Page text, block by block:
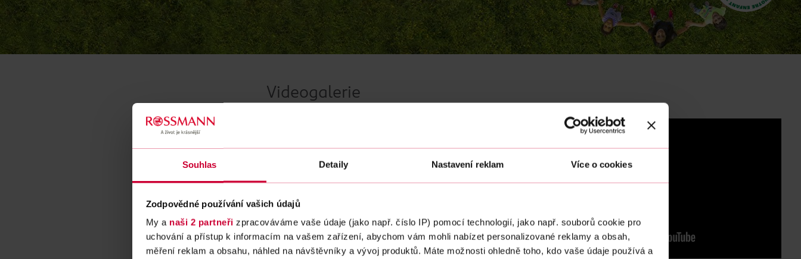
Souhlas Detaily Nastavení reklam Více o cookies
Zodpovědné používání vašich údajů
My a naši 2 partneři zpracováváme vaše údaje (jako např. číslo IP) pomocí technologií, jako např. souborů cookie pro
uchování a přístup k informacím na vašem zařízení, abychom vám mohli nabízet personalizované reklamy a obsah,
měření reklam a obsahu, náhled na návštěvníky a vývoj produktů. Máte možnosti ohledně toho, kdo vaše údaje používá a
Videogalerie